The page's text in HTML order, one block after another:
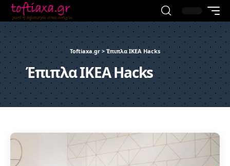
Toftiaxa.gr > Έπιπλα IKEA Hacks
Έπιπλα IKEA Hacks